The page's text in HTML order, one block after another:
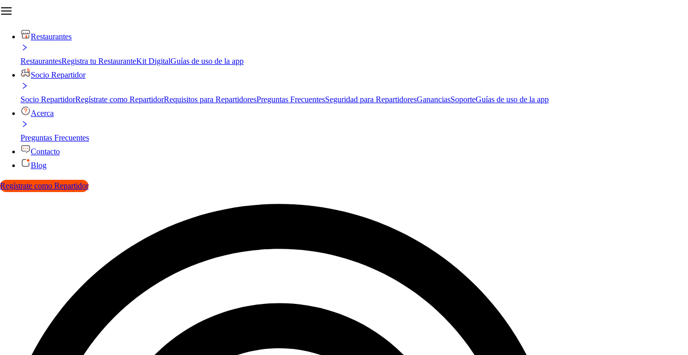
Restaurantes
RestaurantesRegistra tu RestauranteKit DigitalGuías de uso de la app
Socio Repartidor
Socio RepartidorRegístrate como RepartidorRequisitos para RepartidoresPreguntas FrecuentesSeguridad para RepartidoresGananciasSoporteGuías de uso de la app
Acerca
Preguntas Frecuentes
Contacto
Blog
Regístrate como Repartidor